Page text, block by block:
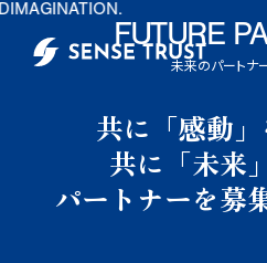
FUTURE
未来のパートナ
共に「感動」
共に「未来
パートナーを募